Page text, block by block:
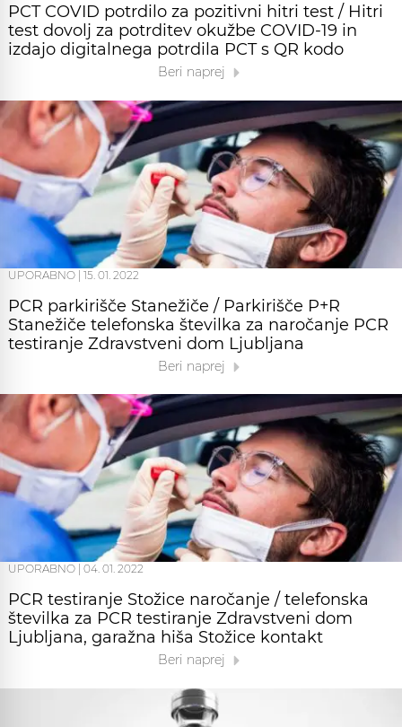
PCT COVID potrdilo za pozitivni hitri test / Hitri
test dovolj za potrditev okužbe COVID-19 in
izdajo digitalnega potrdila PCT s QR kodo
Beri naprej
UPORABNO | 15. 01. 2022
PCR parkirišče Stanežiče / Parkirišče P+R
Stanežiče telefonska številka za naročanje PCR
testiranje Zdravstveni dom Ljubljana
Beri naprej
UPORABNO 04. 01. 2022
PCR testiranje Stožice naročanje / telefonska
številka za PCR testiranje Zdravstveni dom
Ljubljana, garažna hiša Stožice kontakt
Beri naprej